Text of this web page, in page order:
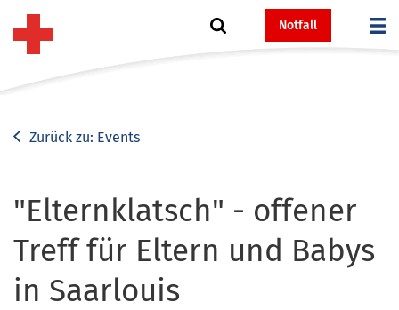
Notfall
Zurück zu: Events
"Elternklatsch" - offener
Treff für Eltern und Babys
in Saarlouis